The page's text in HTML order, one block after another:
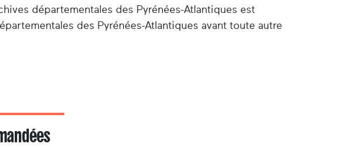
départementales des Pyrénées-Atlantiques est
des Pyrénées-Atlantiques avant toute autre